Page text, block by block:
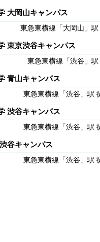
大岡山キャンパス
東急東横線「大岡山」
東京渋谷キャンパス
東急東横線「渋谷」
青山キャンパス
東急東横線「渋谷」駅
渋谷キャンパス
東急東横線「渋谷」駅
谷キャンパス
東急東横線「渋谷」駅